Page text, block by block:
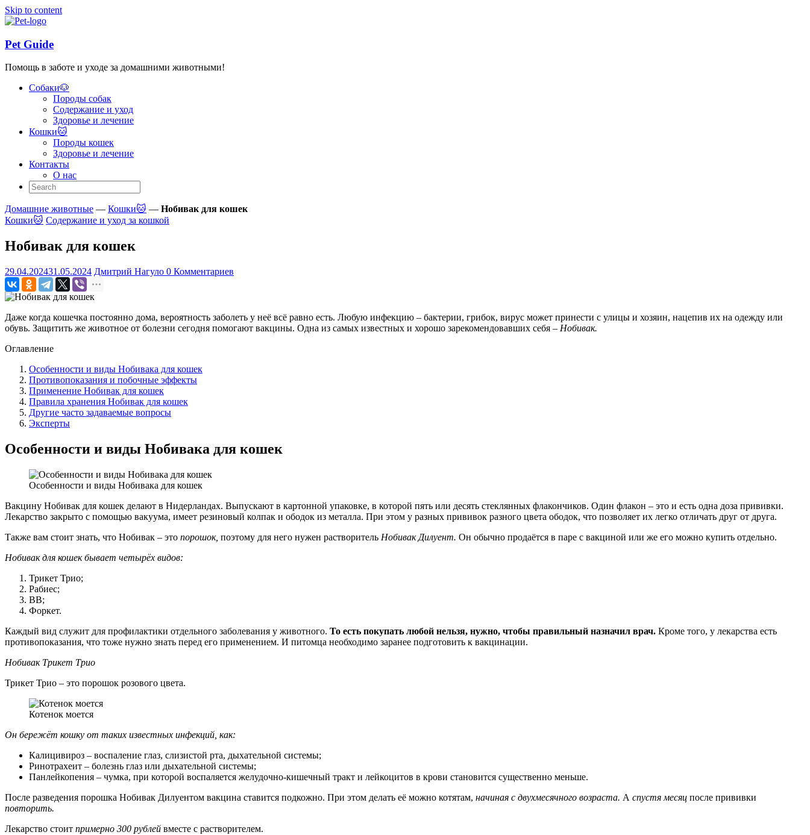
Skip to content
Pet Guide
Помощь в заботе и уходе за домашними животными!
Собаки🐶
Породы собак
Содержание и уход
Здоровье и лечение
Кошки🐱
Породы кошек
Здоровье и лечение
Контакты
О нас
Домашние животные — Кошки🐱 — Нобивак для кошек
Кошки🐱 Содержание и уход за кошкой
Нобивак для кошек
29.04.202431.05.2024 Дмитрий Нагуло 0 Комментариев
Даже когда кошечка постоянно дома, вероятность заболеть у неё всё равно есть. Любую инфекцию – бактерии, грибок, вирус может принести с улицы и хозяин, нацепив их на одежду или
обувь. Защитить же животное от болезни сегодня помогают вакцины. Одна из самых известных и хорошо зарекомендовавших себя – Нобивак.
Оглавление
Особенности и виды Нобивака для кошек
Противопоказания и побочные эффекты
Применение Нобивак для кошек
Правила хранения Нобивак для кошек
Другие часто задаваемые вопросы
Эксперты
Особенности и виды Нобивака для кошек
Особенности и виды Нобивака для кошек
Вакцину Нобивак для кошек делают в Нидерландах. Выпускают в картонной упаковке, в которой пять или десять стеклянных флакончиков. Один флакон – это и есть одна доза прививки.
Лекарство закрыто с помощью вакуума, имеет резиновый колпак и ободок из металла. При этом у разных прививок разного цвета ободок, что позволяет их легко отличать друг от друга.
Также вам стоит знать, что Нобивак – это порошок, поэтому для него нужен растворитель Нобивак Дилуент. Он обычно продаётся в паре с вакциной или же его можно купить отдельно.
Нобивак для кошек бывает четырёх видов:
Трикет Трио;
Рабиес;
ВВ;
Форкет.
Каждый вид служит для профилактики отдельного заболевания у животного. То есть покупать любой нельзя, нужно, чтобы правильный назначил врач. Кроме того, у лекарства есть
противопоказания, что тоже нужно знать перед его применением. И питомца необходимо заранее подготовить к вакцинации.
Нобивак Трикет Трио
Трикет Трио – это порошок розового цвета.
Котенок моется
Он бережёт кошку от таких известных инфекций, как:
Калицивироз – воспаление глаз, слизистой рта, дыхательной системы;
Ринотрахеит – болезнь глаз или дыхательной системы;
Панлейкопения – чумка, при которой воспаляется желудочно-кишечный тракт и лейкоцитов в крови становится существенно меньше.
После разведения порошка Нобивак Дилуентом вакцина ставится подкожно. При этом делать её можно котятам, начиная с двухмесячного возраста. А спустя месяц после прививки
повторить.
Лекарство стоит примерно 300 рублей вместе с растворителем.